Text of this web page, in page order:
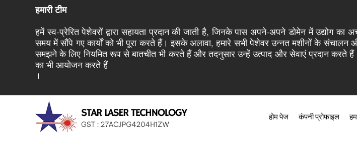
हमारी टीम
हमें स्व-प्रेरित पेशेवरों द्वारा सहायता प्रदान की जाती है, जिनके पास अपने-अपने डोमेन में
समय में सौंपे गए कार्यों को भी पूरा करते हैं। इसके अलावा, हमारे सभी पेशेवर उन्नत मशीनों के
समझने के लिए नियमित रूप से बातचीत भी करते हैं और तदनुसार उन्हें उत्पाद और सेवाएं प्रदान करते
का भी आयोजन करते हैं
।
होम पेज कंपनी प्रोफाइल